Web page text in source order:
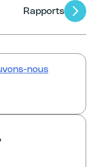
Rapports
nous